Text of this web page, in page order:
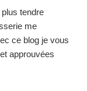
tendre
me
ce blog je vous
approuvées